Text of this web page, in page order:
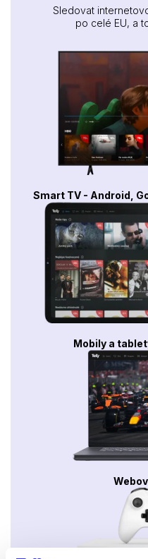
Sledovat
po celé EU, a
Smart TV - Android,
Mobily a